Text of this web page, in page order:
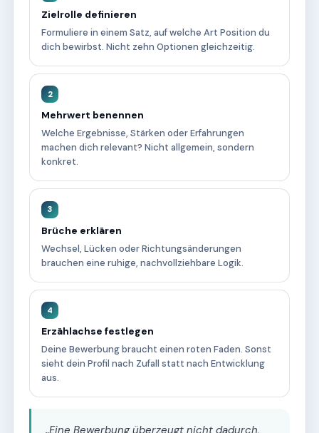
Zielrolle definieren
Formuliere in einem Satz, auf welche Art Position du
dich bewirbst. Nicht zehn Optionen gleichzeitig.
2
Mehrwert benennen
Welche Ergebnisse, Stärken oder Erfahrungen
machen dich relevant? Nicht allgemein, sondern
konkret.
3
Brüche erklären
Wechsel, Lücken oder Richtungsänderungen
brauchen eine ruhige, nachvollziehbare Logik.
4
Erzählachse festlegen
Deine Bewerbung braucht einen roten Faden. Sonst
sieht dein Profil nach Zufall statt nach Entwicklung
aus.
„Eine Bewerbung überzeugt nicht dadurch,